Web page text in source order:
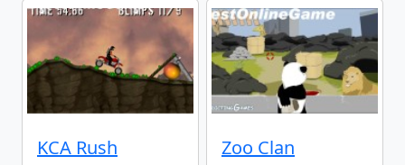
KCA Rush
Zoo Clan